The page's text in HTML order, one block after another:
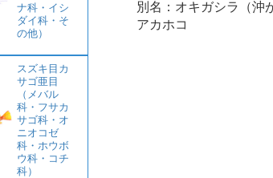
別名：オキガシラ（沖
アカホコ
ナ科・イシ
ダイ科・そ
の他）
スズキ目カ
サゴ亜目
（メバル
科・フサカ
サゴ科・オ
ニオコゼ
科・ホウボ
ウ科・コチ
科）